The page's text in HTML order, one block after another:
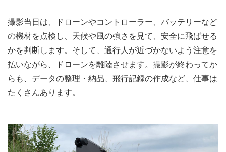
撮影当日は、ドローンやコントローラー、バッテリーなど
の機材を点検し、天候や風の強さを見て、安全に飛ばせる
かを判断します。そして、通行人が近づかないよう注意を
払いながら、ドローンを離陸させます。撮影が終わってか
らも、データの整理・納品、飛行記録の作成など、仕事は
たくさんあります。